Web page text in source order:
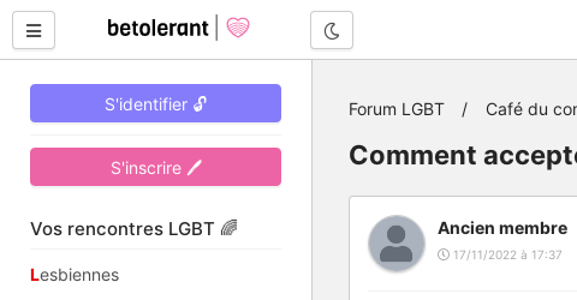
S'identifier 🔓
S'inscrire 🖊
Vos rencontres LGBT 🌈
Lesbiennes
Forum LGBT Café du
Comment
Ancien membre
17/11/2022 à 17:37